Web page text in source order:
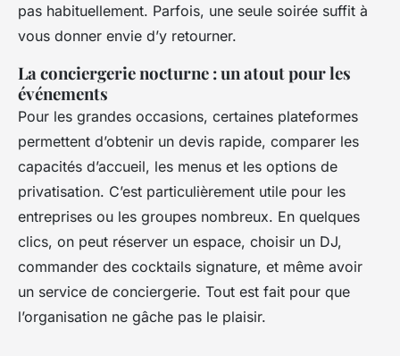
pas habituellement. Parfois, une seule soirée suffit à
vous donner envie d’y retourner.
La conciergerie nocturne : un atout pour les
événements
Pour les grandes occasions, certaines plateformes
permettent d’obtenir un devis rapide, comparer les
capacités d’accueil, les menus et les options de
privatisation. C’est particulièrement utile pour les
entreprises ou les groupes nombreux. En quelques
clics, on peut réserver un espace, choisir un DJ,
commander des cocktails signature, et même avoir
un service de conciergerie. Tout est fait pour que
l’organisation ne gâche pas le plaisir.